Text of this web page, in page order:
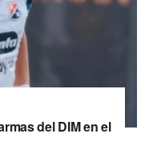
del DIM en el